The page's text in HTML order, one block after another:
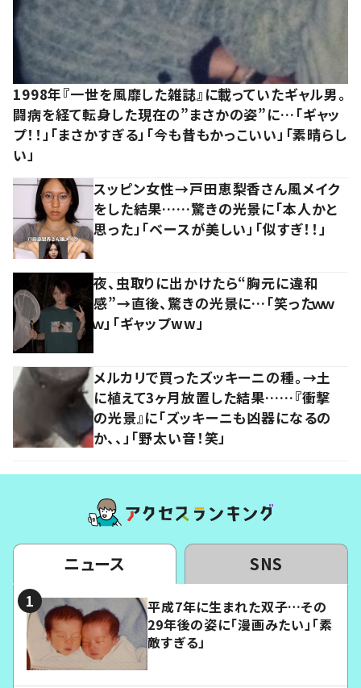
1998年『一世を風靡した雑誌』に載っていたギャル男。
闘病を経て転身した現在の”まさかの姿”に…「ギャッ
プ！！」「まさかすぎる」「今も昔もかっこいい」「素晴らし
い」
スッピン女性→戸田恵梨香さん風メイク
をした結果……驚きの光景に「本人かと
思った」「ベースが美しい」「似すぎ！！」
夜、虫取りに出かけたら“胸元に違和
感”→直後、驚きの光景に…「笑ったｗｗ
ｗ」「ギャップww」
メルカリで買ったズッキーニの種。→土
に植えて3ヶ月放置した結果……『衝撃
の光景』に「ズッキーニも凶器になるの
か、、」「野太い音！笑」
ニュース SNS
平成7年に生まれた双子…その
29年後の姿に「漫画みたい」「素
敵すぎる」